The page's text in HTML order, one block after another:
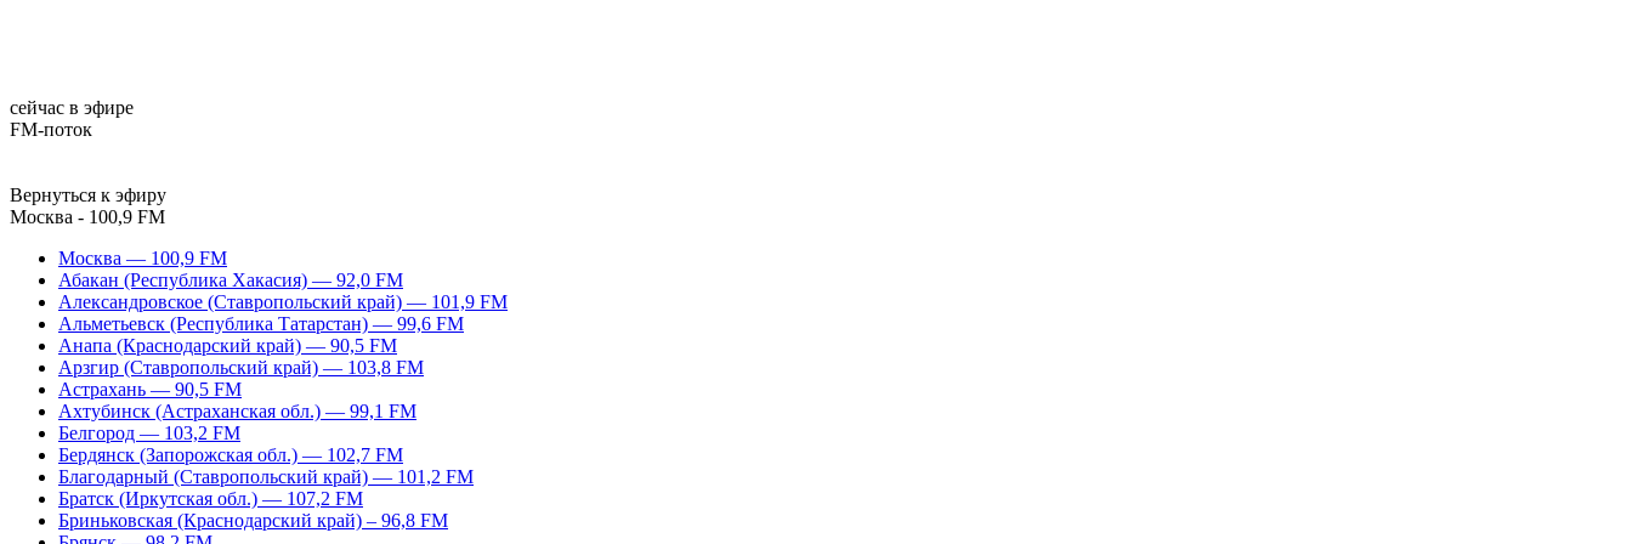
сейчас в эфире
FM-поток
Вернуться к эфиру
Москва - 100,9 FM
Москва — 100,9 FM
Абакан (Республика Хакасия) — 92,0 FM
Александровское (Ставропольский край) — 101,9 FM
Альметьевск (Республика Татарстан) — 99,6 FM
Анапа (Краснодарский край) — 90,5 FM
Арзгир (Ставропольский край) — 103,8 FM
Астрахань — 90,5 FM
Ахтубинск (Астраханская обл.) — 99,1 FM
Белгород — 103,2 FM
Бердянск (Запорожская обл.) — 102,7 FM
Благодарный (Ставропольский край) — 101,2 FM
Братск (Иркутская обл.) — 107,2 FM
Бриньковская (Краснодарский край) – 96,8 FM